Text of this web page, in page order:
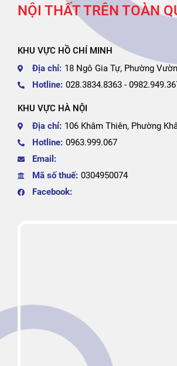
NỘI THẤT TRÊN TOÀN
KHU VỰC HỒ CHÍ MINH
Địa chỉ: 18 Ngô Gia Tự, Phường
Hotline: 028.3834.8363 -
KHU VỰC HÀ NỘI
Địa chỉ: 106 Khâm Thiên, Phường
Hotline: 0963.999.067
Email:
Mã số thuế: 0304950074
Facebook: